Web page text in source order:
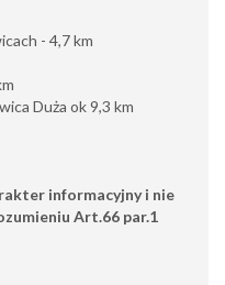
- 4,7 km
Duża ok 9,3 km
informacyjny i nie
Art.66 par.1